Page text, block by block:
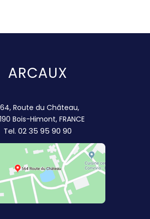
ARCAUX
Route du Château,
Bois-Himont, FRANCE
Tel. 02 35 95 90 90